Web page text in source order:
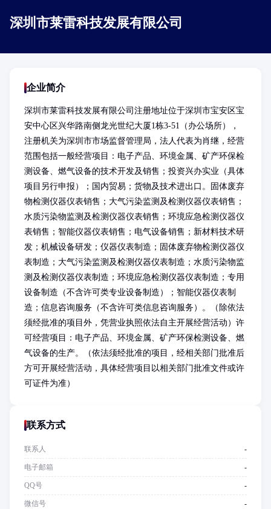
深圳市莱雷科技发展有限公司
企业简介
深圳市莱雷科技发展有限公司注册地址位于深圳市宝安区宝
安中心区兴华路南侧龙光世纪大厦1栋3-51（办公场所），
注册机关为深圳市市场监督管理局，法人代表为肖继，经营
范围包括一般经营项目：电子产品、环境金属、矿产环保检
测设备、燃气设备的技术开发及销售；投资兴办实业（具体
项目另行申报）；国内贸易；货物及技术进出口。固体废弃
物检测仪器仪表销售；大气污染监测及检测仪器仪表销售；
水质污染物监测及检测仪器仪表销售；环境应急检测仪器仪
表销售；智能仪器仪表销售；电气设备销售；新材料技术研
发；机械设备研发；仪器仪表制造；固体废弃物检测仪器仪
表制造；大气污染监测及检测仪器仪表制造；水质污染物监
测及检测仪器仪表制造；环境应急检测仪器仪表制造；专用
设备制造（不含许可类专业设备制造）；智能仪器仪表制
造；信息咨询服务（不含许可类信息咨询服务）。（除依法
须经批准的项目外，凭营业执照依法自主开展经营活动）许
可经营项目：电子产品、环境金属、矿产环保检测设备、燃
气设备的生产。（依法须经批准的项目，经相关部门批准后
方可开展经营活动，具体经营项目以相关部门批准文件或许
可证件为准）
联系方式
联系人 -
电子邮箱 -
QQ号 -
微信号 -